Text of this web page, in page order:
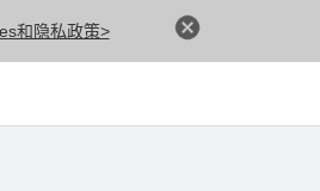
和隐私政策>